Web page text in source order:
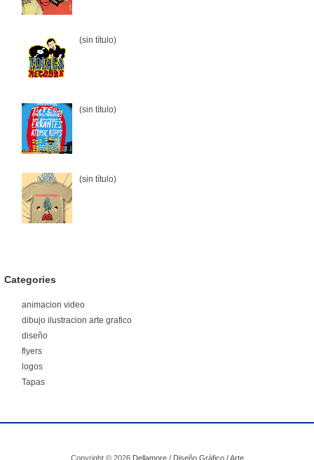
(sin título)
(sin título)
(sin título)
Categories
animacion video
dibujo ilustracion arte grafico
diseño
flyers
logos
Tapas
Copyright © 2026 Dellamore / Diseño Gráfico / Arte